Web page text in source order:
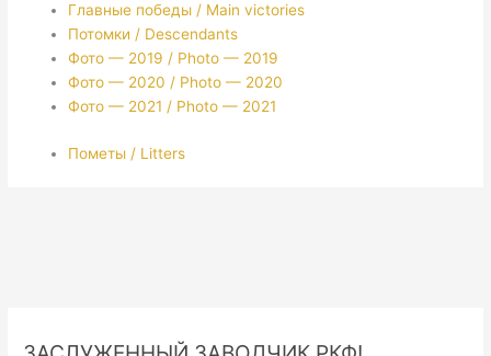
Главные победы / Main victories
Потомки / Descendants
Фото — 2019 / Photo — 2019
Фото — 2020 / Photo — 2020
Фото — 2021 / Photo — 2021
Пометы / Litters